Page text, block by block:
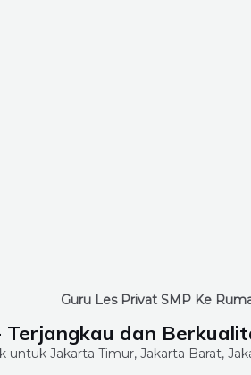
Guru Les Privat SMP Ke
Terjangkau dan